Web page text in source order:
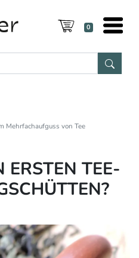
0
Mehrfachaufguss von Tee
ERSTEN TEE-